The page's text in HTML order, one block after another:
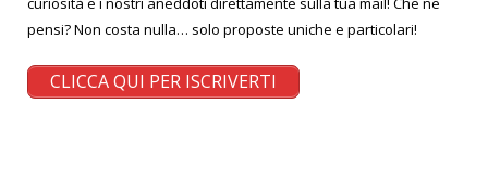
pensi? Non costa nulla… solo proposte uniche e particolari!
CLICCA QUI PER ISCRIVERTI